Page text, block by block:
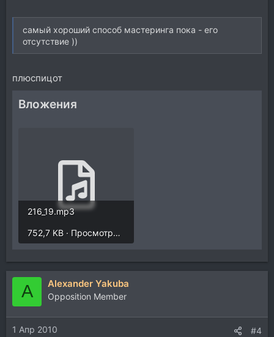
самый хороший способ мастеринга пока - его
отсутствие ))
плюспицот
Вложения
216_19.mp3
752,7 KB · Просмотры: 421
A Alexander Yakuba
Opposition Member
1 Апр 2010 #4